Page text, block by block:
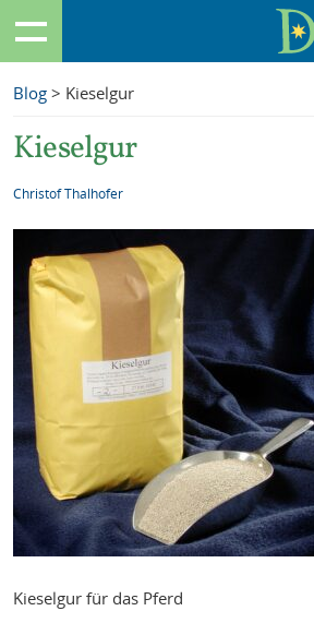
Blog > Kieselgur
Kieselgur
Christof Thalhofer
Kieselgur für das Pferd